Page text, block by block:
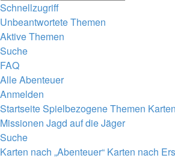
Schnellzugriff
Unbeantwortete Themen
Aktive Themen
Suche
FAQ
Alle Abenteuer
Anmelden
StartseiteSpielbezogene Themen
Missionen Jagd auf die Jäger
Suche
Karten nach „Abenteuer“ Karten nach